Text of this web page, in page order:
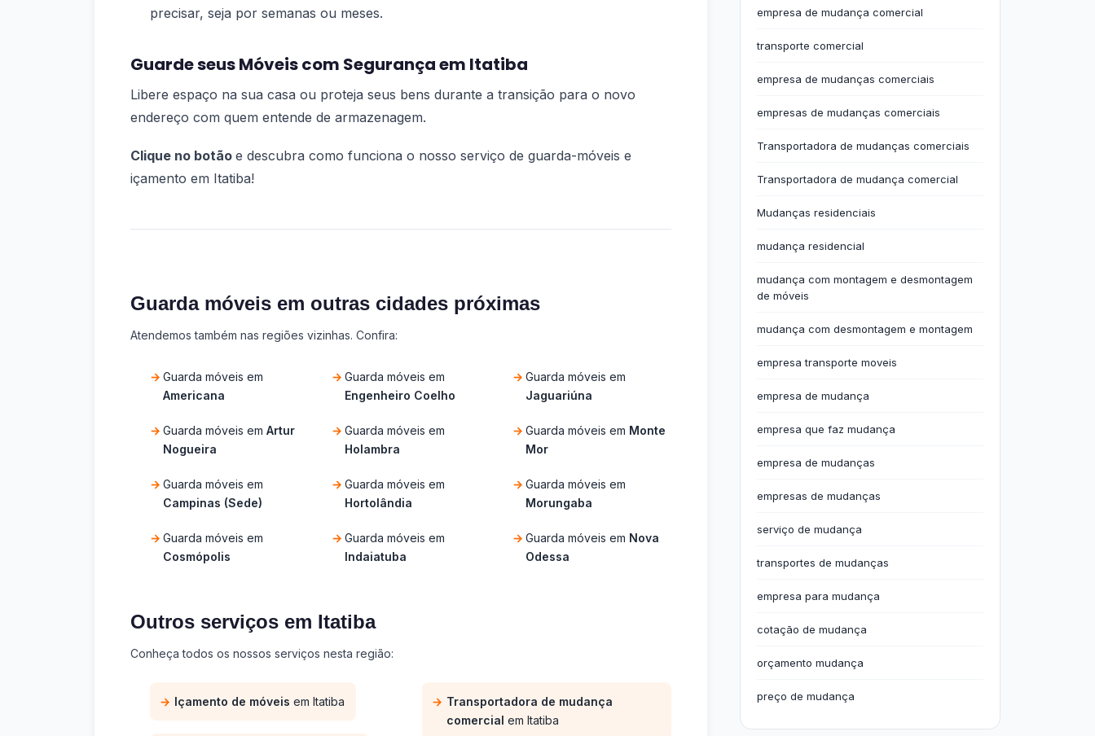
precisar, seja por semanas ou meses.
Guarde seus Móveis com Segurança em Itatiba
Libere espaço na sua casa ou proteja seus bens durante a transição para o novo
endereço com quem entende de armazenagem.
Clique no botão e descubra como funciona o nosso serviço de guarda-móveis e
içamento em Itatiba!
Guarda móveis em outras cidades próximas
Atendemos também nas regiões vizinhas. Confira:
Guarda móveis em
Americana
Guarda móveis em Artur
Nogueira
Guarda móveis em
Campinas (Sede)
Guarda móveis em
Cosmópolis
Guarda móveis em
Engenheiro Coelho
Guarda móveis em
Holambra
Guarda móveis em
Hortolândia
Guarda móveis em
Indaiatuba
Guarda móveis em
Jaguariúna
Guarda móveis em Monte
Mor
Guarda móveis em
Morungaba
Guarda móveis em Nova
Odessa
Outros serviços em Itatiba
Conheça todos os nossos serviços nesta região:
Içamento de móveis em Itatiba
Transportadora de mudança
comercial em Itatiba
empresa de mudança comercial
transporte comercial
empresa de mudanças comerciais
empresas de mudanças comerciais
Transportadora de mudanças comerciais
Transportadora de mudança comercial
Mudanças residenciais
mudança residencial
mudança com montagem e desmontagem
de móveis
mudança com desmontagem e montagem
empresa transporte moveis
empresa de mudança
empresa que faz mudança
empresa de mudanças
empresas de mudanças
serviço de mudança
transportes de mudanças
empresa para mudança
cotação de mudança
orçamento mudança
preço de mudança